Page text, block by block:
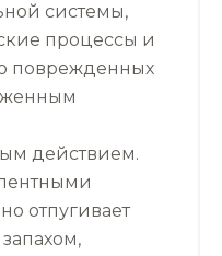
системы,
процессы и
поврежденных
действием.
отпугивает